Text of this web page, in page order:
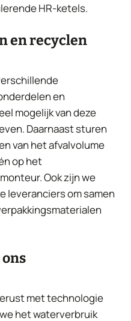
HR-ketels.
en recyclen
en
mogelijk van deze
Daarnaast sturen
van het afvalvolume
op het
Ook zijn we
leveranciers om samen
ons
met technologie
het waterverbruik